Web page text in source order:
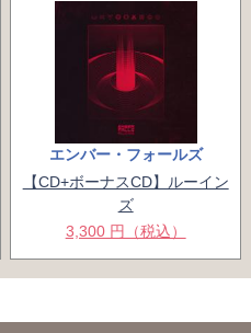
エンバー・フォールズ
【CD+ボーナスCD】ルーイン
ズ
3,300 円（税込）